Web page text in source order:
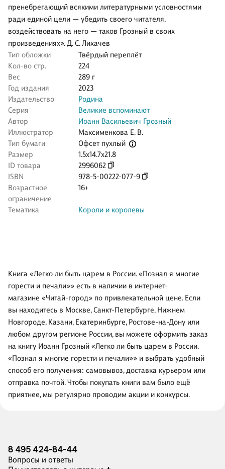
пренебрегающий всякими литературными условностями
ради единой цели — убедить своего читателя,
воздействовать на него — таков Грозный в своих
произведениях». Д. С. Лихачев
Тип обложки
Твёрдый переплёт
Кол-во стр.
224
Вес
289 г
Год издания
2023
Издательство
Родина
Серия
Великие вспоминают
Автор
Иоанн Васильевич Грозный
Иллюстратор
Максименкова Е. В.
Тип бумаги
Офсет пухлый
Размер
1.5x14.7x21.8
ID товара
2996062
ISBN
978-5-00222-077-9
Возрастное
ограничение
16+
Тематика Короли и королевы
Книга «Легко ли быть царем в России. «Познал я многие
горести и печали»» есть в наличии в интернет-
магазине «Читай-город» по привлекательной цене. Если
вы находитесь в Москве, Санкт-Петербурге, Нижнем
Новгороде, Казани, Екатеринбурге, Ростове-на-Дону или
любом другом регионе России, вы можете оформить заказ
на книгу Иоанн Грозный «Легко ли быть царем в России.
«Познал я многие горести и печали»» и выбрать удобный
способ его получения: самовывоз, доставка курьером или
отправка почтой. Чтобы покупать книги вам было ещё
приятнее, мы регулярно проводим акции и конкурсы.
8 495 424-84-44
Вопросы и ответы